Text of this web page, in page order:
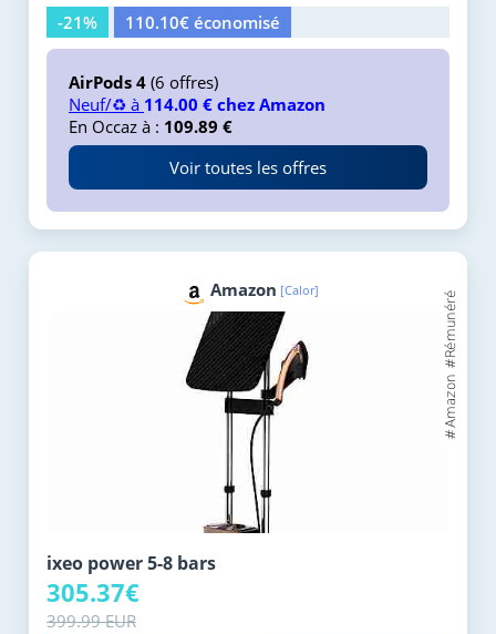
-21%
110.10€ économisé
AirPods 4 (6 offres)
Neuf/♻️ à 114.00 € chez Amazon
En Occaz à : 109.89 €
Voir toutes les offres
Amazon [Calor]
ixeo power 5-8 bars
305.37€
399.99 EUR